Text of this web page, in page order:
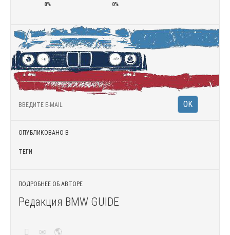
0%
0%
ОПУБЛИКОВАНО В
ТЕГИ
ПОДРОБНЕЕ ОБ АВТОРЕ
Редакция BMW GUIDE